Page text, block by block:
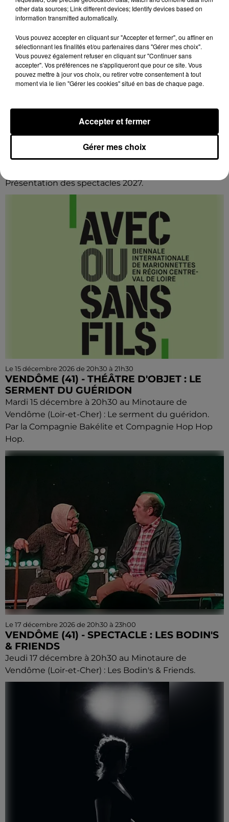
Le 15 décembre 2026 de 19h00 à 20h00
VENDÔME (41) - AVEC OU SANS FILS :
PRÉSENTATION DES SPECTACLES 2027
Mardi 15 décembre à 19h00 au Minotaure de
Présentation des spectacles 2027.
Le 15 décembre 2026 de 20h30 à 21h30
VENDÔME (41) - THÉÂTRE D'OBJET : LE
SERMENT DU GUÉRIDON
Mardi 15 décembre à 20h30 au Minotaure de
Vendôme (Loir-et-Cher) : Le serment du guéridon.
Par la Compagnie Bakélite et Compagnie Hop Hop
Hop.
Le 17 décembre 2026 de 20h30 à 23h00
VENDÔME (41) - SPECTACLE : LES BODIN'S
& FRIENDS
Jeudi 17 décembre à 20h30 au Minotaure de
Vendôme (Loir-et-Cher) : Les Bodin's & Friends.
other data sources; Link different devices; Identify devices based on
information transmitted automatically.
Vous pouvez accepter en cliquant sur "Accepter et fermer", ou affiner en
sélectionnant les finalités et/ou partenaires dans "Gérer mes choix".
Vous pouvez également refuser en cliquant sur "Continuer sans
accepter". Vos préférences ne s'appliqueront que pour ce site. Vous
pouvez mettre à jour vos choix, ou retirer votre consentement à tout
moment via le lien "Gérer les cookies" situé en bas de chaque page.
Gérer mes choix
Accepter et fermer